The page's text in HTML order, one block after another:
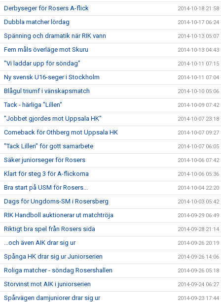
Derbyseger för Rosers A-flick 2014-10-18 21:58
Dubbla matcher lördag 2014-10-17 06:24
Spänning och dramatik när RIK vann 2014-10-13 05:07
Fem måls överläge mot Skuru 2014-10-13 04:43
"Vi laddar upp för söndag" 2014-10-11 07:15
Ny svensk U16-seger i Stockholm 2014-10-11 07:04
Blågul triumf i vänskapsmatch 2014-10-10 05:06
Tack - härliga "Lillen" 2014-10-09 07:42
"Jobbet gjordes mot Uppsala HK" 2014-10-07 23:18
Comeback för Othberg mot Uppsala HK 2014-10-07 09:27
"Tack Lillen" för gott samarbete 2014-10-07 06:05
Säker juniorseger för Rosers 2014-10-06 07:42
Klart för steg 3 för A-flickorna 2014-10-06 05:36
Bra start på USM för Rosers... 2014-10-04 22:20
Dags för Ungdoms-SM i Rosersberg 2014-10-03 05:42
RIK Handboll auktionerar ut matchtröja 2014-09-29 06:49
Riktigt bra spel från Rosers sida 2014-09-28 21:14
...och även AIK drar sig ur 2014-09-26 20:19
Spånga HK drar sig ur Juniorserien 2014-09-26 14:06
Roliga matcher - söndag Rosershallen 2014-09-26 05:18
Storvinst mot AIK i juniorserien 2014-09-24 06:27
Spårvägen damjuniorer drar sig ur 2014-09-23 17:44